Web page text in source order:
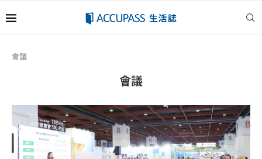
會議
會議